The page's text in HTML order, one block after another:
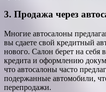
3. Продажа через
Многие автосалоны
вы сдаете свой кредитный
нового. Салон берет на
кредита и оформлению
что автосалоны часто
подержанные автомобили,
перепродажи.